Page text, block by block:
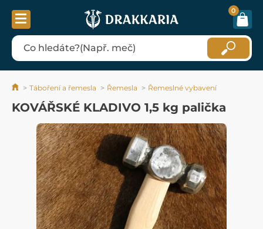
0
Táboření a řemesla Řemesla Řemeslné vybavení
KOVÁŘSKÉ KLADIVO 1,5 kg palička